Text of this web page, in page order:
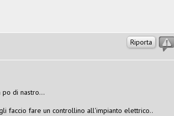
Riporta
di nastro...
faccio fare un controllino all'impianto elettrico..